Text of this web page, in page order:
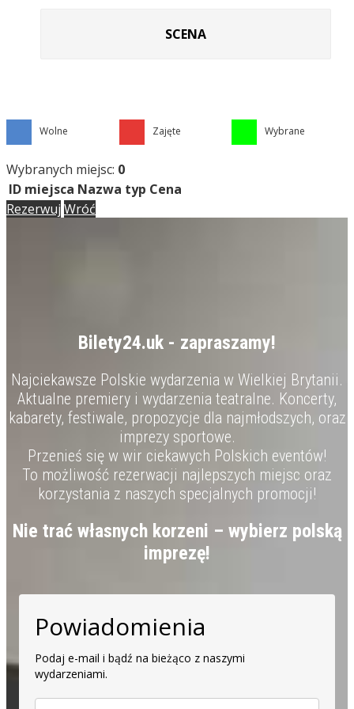
SCENA
Wolne Zajęte Wybrane
Wybranych miejsc: 0
ID miejsca Nazwa typ Cena
Rezerwuj Wróć
Bilety24.uk - zapraszamy!
Najciekawsze Polskie wydarzenia w Wielkiej Brytanii.
Aktualne premiery i wydarzenia teatralne. Koncerty,
kabarety, festiwale, propozycje dla najmłodszych, oraz
imprezy sportowe.
Przenieś się w wir ciekawych Polskich eventów!
To możliwość rezerwacji najlepszych miejsc oraz
korzystania z naszych specjalnych promocji!
Nie trać własnych korzeni – wybierz polską
imprezę!
Powiadomienia
Podaj e-mail i bądź na bieżąco z naszymi
wydarzeniami.